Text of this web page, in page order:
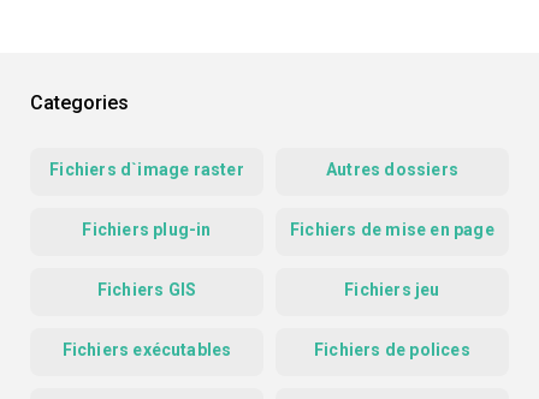
Categories
Fichiers d`image raster Autres dossiers
Fichiers plug-in Fichiers de mise en page
Fichiers GIS Fichiers jeu
Fichiers exécutables Fichiers de polices